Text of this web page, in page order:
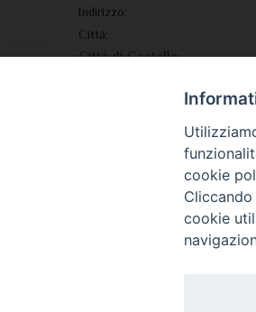
Indirizzo:
Città:
Città di Castello
cookie
cookie